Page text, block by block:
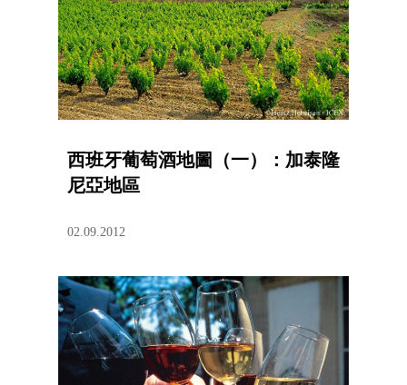
西班牙葡萄酒地圖（一）：加泰隆
尼亞地區
02.09.2012